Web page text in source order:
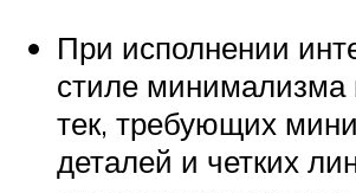
При исполнении
стиле минимализма
тек, требующих
деталей и четких